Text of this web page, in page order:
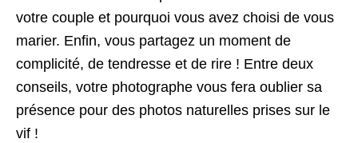
votre couple et pourquoi vous avez choisi de vous
marier. Enfin, vous partagez un moment de
complicité, de tendresse et de rire ! Entre deux
conseils, votre photographe vous fera oublier sa
présence pour des photos naturelles prises sur le
vif !